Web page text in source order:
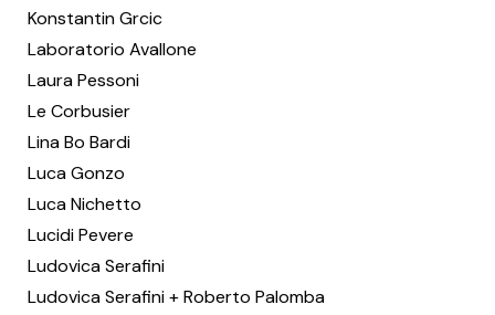
Konstantin Grcic
Laboratorio Avallone
Laura Pessoni
Le Corbusier
Lina Bo Bardi
Luca Gonzo
Luca Nichetto
Lucidi Pevere
Ludovica Serafini
Ludovica Serafini + Roberto Palomba